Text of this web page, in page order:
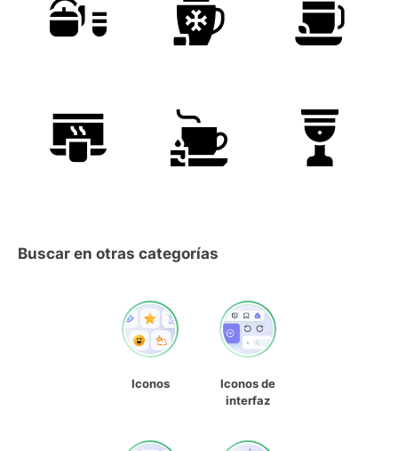
Buscar en otras categorías
Iconos
Iconos de
interfaz